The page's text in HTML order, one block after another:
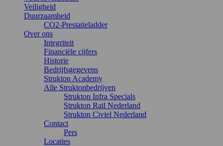
Veiligheid
Duurzaamheid
CO2-Prestatieladder
Over ons
Integriteit
Financiële cijfers
Historie
Bedrijfsgegevens
Strukton Academy
Alle Struktonbedrijven
Strukton Infra Specials
Strukton Rail Nederland
Strukton Civiel Nederland
Contact
Pers
Locaties